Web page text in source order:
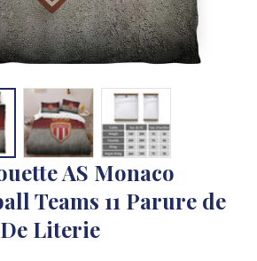
AS Monaco
Teams 11 Parure de
Literie